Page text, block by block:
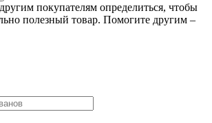
покупателям определиться, чтобы
полезный товар. Помогите другим –